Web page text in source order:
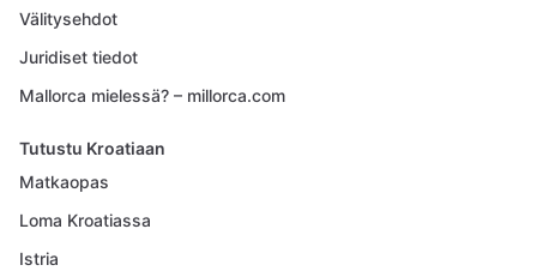
Välitysehdot
Juridiset tiedot
Mallorca mielessä? – millorca.com
Tutustu Kroatiaan
Matkaopas
Loma Kroatiassa
Istria